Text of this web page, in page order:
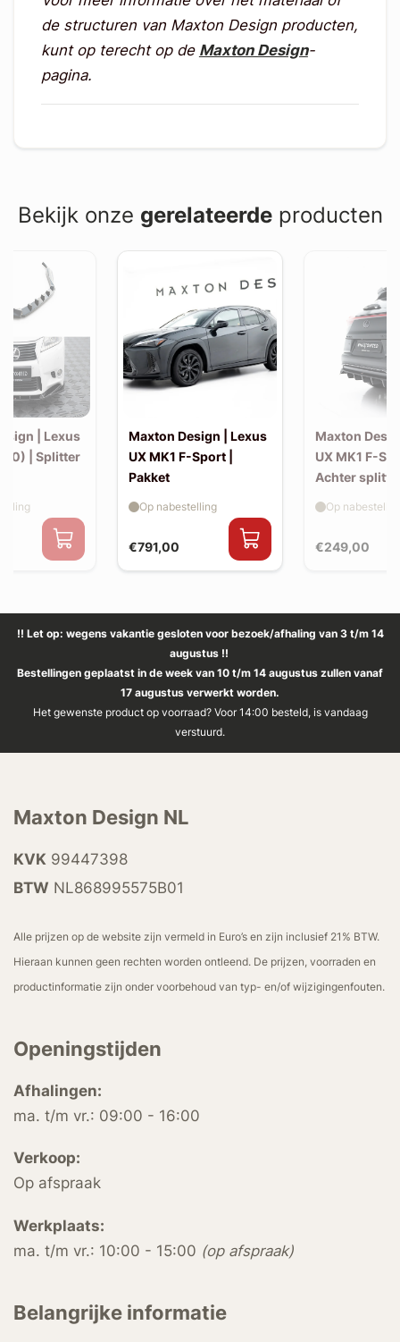
de structuren van Maxton Design producten,
kunt op terecht op de Maxton Design-
pagina.
Bekijk onze gerelateerdeproducten
| Lexus
| Splitter
Maxton Design | Lexus
UX MK1 F-Sport |
Pakket
€791,00
Op nabestelling
Maxton
UX MK1 F-
Achter
€249,00
Op
!! Let op: wegens vakantie gesloten voor bezoek/afhaling van 3 t/m 14
augustus !!
Bestellingen geplaatst in de week van 10 t/m 14 augustus zullen vanaf
17 augustus verwerkt worden.
Het gewenste product op voorraad? Voor 14:00 besteld, is vandaag
verstuurd.
Maxton Design NL
KVK 99447398
BTW NL868995575B01
Alle prijzen op de website zijn vermeld in Euro’s en zijn inclusief 21% BTW.
Hieraan kunnen geen rechten worden ontleend. De prijzen, voorraden en
productinformatie zijn onder voorbehoud van typ- en/of wijzigingenfouten.
Openingstijden
Afhalingen:
ma. t/m vr.: 09:00 - 16:00
Verkoop:
Op afspraak
Werkplaats:
ma. t/m vr.: 10:00 - 15:00 (op afspraak)
Belangrijke informatie